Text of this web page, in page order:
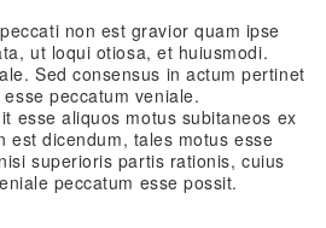
non est gravior quam ipse
ut loqui otiosa, et huiusmodi.
Sed consensus in actum pertinet
peccatum veniale.
esse aliquos motus subitaneos ex
est dicendum, tales motus esse
superioris partis rationis, cuius
peccatum esse possit.